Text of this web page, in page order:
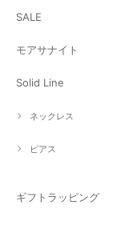
SALE
モアサナイト
Solid Line
ネックレス
ピアス
ギフトラッピング